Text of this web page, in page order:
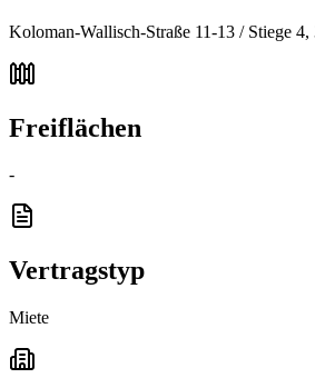
Koloman-Wallisch-Straße 11-13 / Stiege
Freiflächen
-
Vertragstyp
Miete